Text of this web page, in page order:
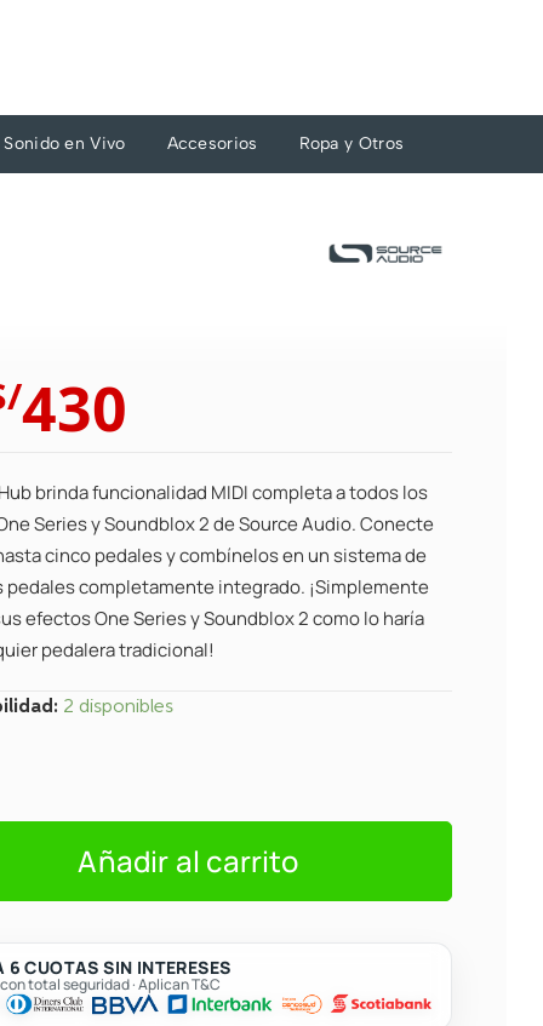
Sonido en Vivo Accesorios Ropa y Otros
473.
430
es:
S/430.
brinda funcionalidad MIDI completa a todos los
Series y Soundblox 2 de Source Audio. Conecte
cinco pedales y combínelos en un sistema de
completamente integrado. ¡Simplemente
efectos One Series y Soundblox 2 como lo haría
pedalera tradicional!
2 disponibles
Añadir al carrito
6 CUOTAS SIN INTERESES
total seguridad · Aplican T&C